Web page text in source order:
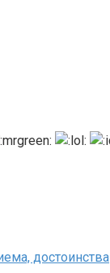
достоинства